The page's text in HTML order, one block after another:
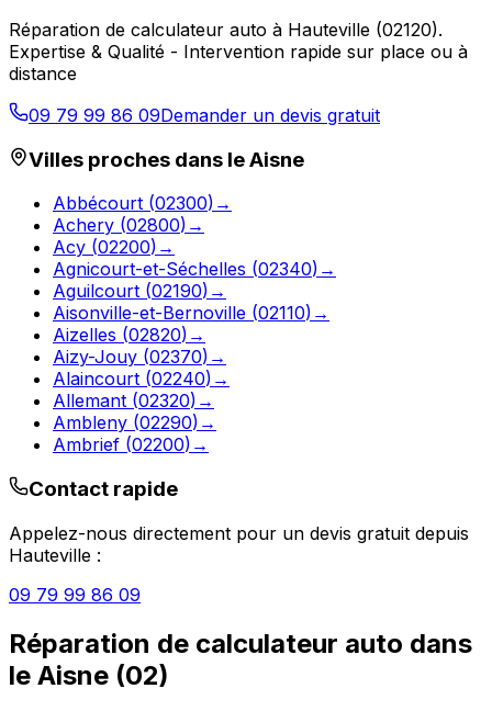
Réparation de calculateur auto à Hauteville (02120).
Expertise & Qualité - Intervention rapide sur place ou à
distance
09 79 99 86 09Demander un devis gratuit
Villes proches dans leAisne
Abbécourt (02300) →
Achery (02800) →
Acy (02200) →
Agnicourt-et-Séchelles (02340) →
Aguilcourt (02190) →
Aisonville-et-Bernoville (02110) →
Aizelles (02820) →
Aizy-Jouy (02370) →
Alaincourt (02240) →
Allemant (02320) →
Ambleny (02290) →
Ambrief (02200) →
Contact rapide
Appelez-nous directement pour un devis gratuit depuis
Hauteville :
09 79 99 86 09
Réparation de calculateur auto dans
le Aisne (02)